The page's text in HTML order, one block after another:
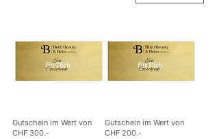
Gutschein im Wert von
CHF 300.-
Gutschein im Wert von
CHF 200.-